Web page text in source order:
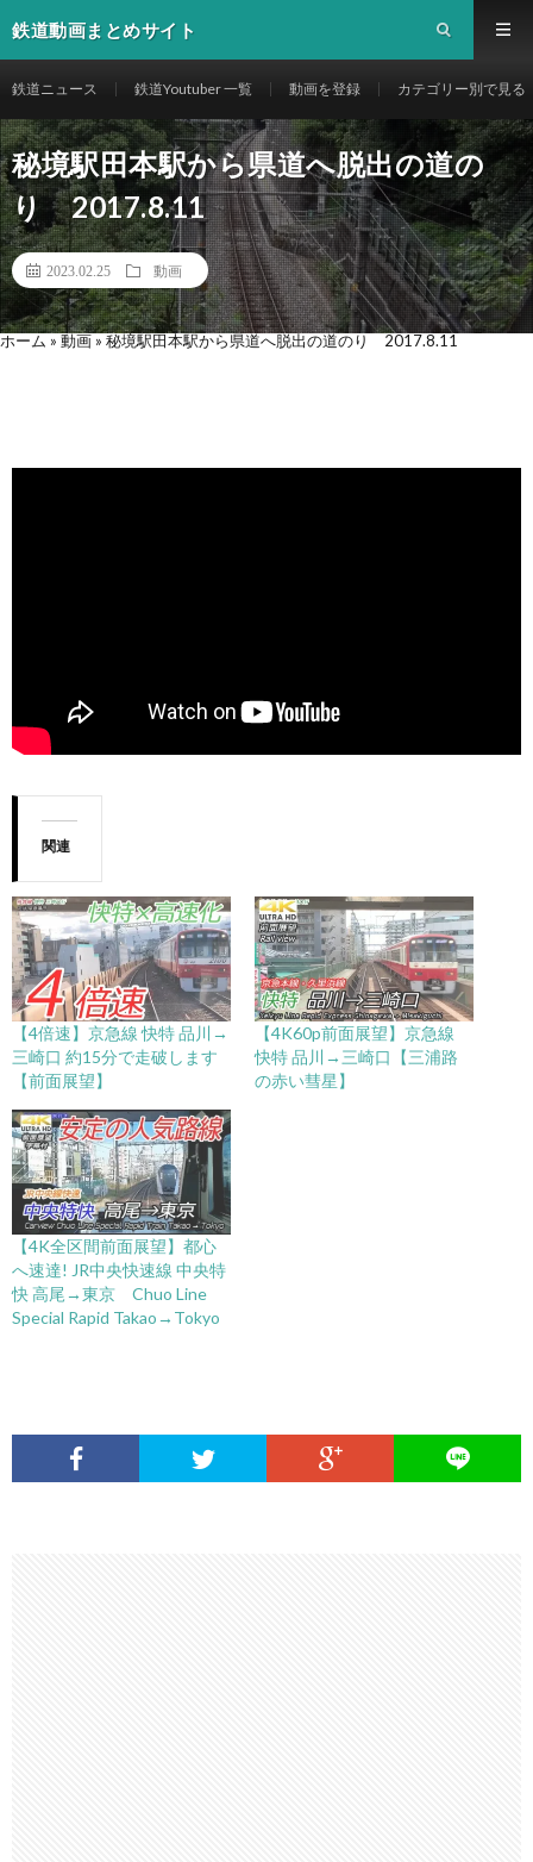
鉄道動画まとめサイト
鉄道ニュース 鉄道Youtuber 一覧 動画を登録 カテゴリー別で見る
秘境駅田本駅から県道へ脱出の道の
り 2017.8.11
2023.02.25 動画
ホーム » 動画 » 秘境駅田本駅から県道へ脱出の道のり 2017.8.11
関連
【4倍速】京急線 快特 品川→
三崎口 約15分で走破します
【前面展望】
【4K60p前面展望】京急線
快特 品川→三崎口【三浦路
の赤い彗星】
【4K全区間前面展望】都心
へ速達! JR中央快速線 中央特
快 高尾→東京 Chuo Line
Special Rapid Takao→Tokyo